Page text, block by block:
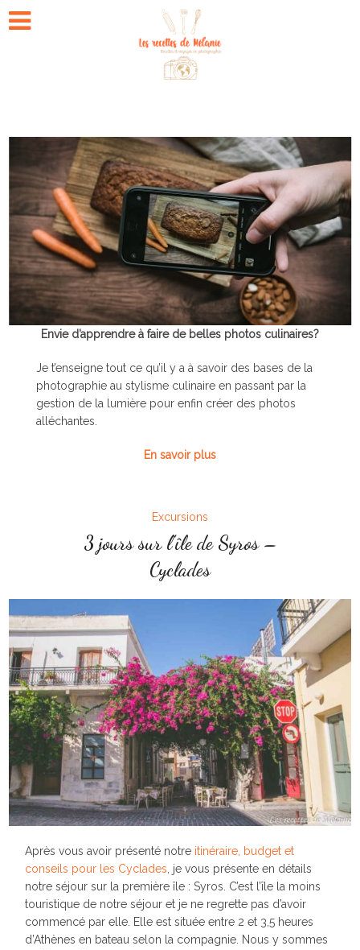
Envie d’apprendre à faire de belles photos culinaires?
Je t’enseigne tout ce qu’il y a à savoir des bases de la
photographie au stylisme culinaire en passant par la
gestion de la lumière pour enfin créer des photos
alléchantes.
En savoir plus
Excursions
3 jours sur l’île de Syros –
Cyclades
Après vous avoir présenté notre itinéraire, budget et
conseils pour les Cyclades, je vous présente en détails
notre séjour sur la première île : Syros. C’est l’île la moins
touristique de notre séjour et je ne regrette pas d’avoir
commencé par elle. Elle est située entre 2 et 3,5 heures
d’Athènes en bateau selon la compagnie. Nous y sommes